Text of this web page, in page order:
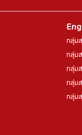
กลุ่ม
กลุ่ม
กลุ่ม
กลุ่ม
กลุ่ม